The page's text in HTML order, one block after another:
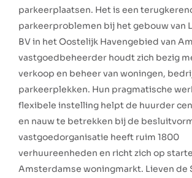
parkeerplaatsen. Het is een
parkeerproblemen bij het gebouw van
BV in het Oostelijk Havengebied van
vastgoedbeheerder houdt zich bezig
verkoop en beheer van woningen,
parkeerplekken. Hun pragmatische
flexibele instelling helpt de huurder
en nauw te betrekken bij de
vastgoedorganisatie heeft ruim 1800
verhuureenheden en richt zich op
Amsterdamse woningmarkt. Lieven de